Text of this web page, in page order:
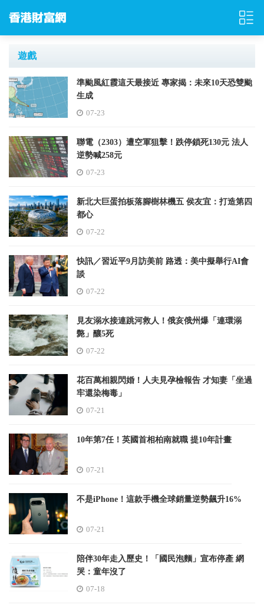
遊戲
準颱風紅霞這天最接近 專家揭：未來10天恐雙颱
生成
07-23
聯電（2303）遭空軍狙擊！跌停鎖死130元 法人
逆勢喊258元
07-23
新北大巨蛋拍板落腳樹林機五 侯友宜：打造第四
都心
07-22
快訊／習近平9月訪美前 路透：美中擬舉行AI會
談
07-22
見友溺水接連跳河救人！俄亥俄州爆「連環溺
斃」釀5死
07-22
花百萬相親閃婚！人夫見孕檢報告 才知妻「坐過
牢還染梅毒」
07-21
10年第7任！英國首相柏南就職 提10年計畫
07-21
不是iPhone！這款手機全球銷量逆勢飆升16%
07-21
陪伴30年走入歷史！「國民泡麵」宣布停產 網
哭：童年沒了
07-18